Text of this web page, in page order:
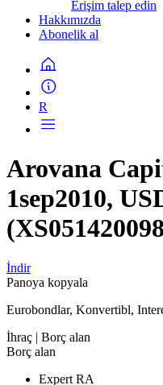
Erişim talep edin
Hakkımızda
Abonelik al
R
Arovana
1sep2010,
İndir
Panoya kopyala
Eurobondlar, Konvertibl,
İhraç | Borç alan
Borç alan
Expert RA